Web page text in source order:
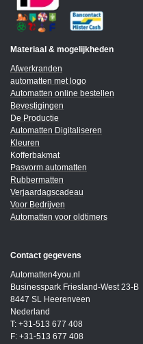
Materiaal & mogelijkheden
Afwerkranden
automatten met logo
Automatten online bestellen
Bevestigingen
De Productie
Automatten Digitaliseren
Kleuren
Kofferbakmat
Pasvorm automatten
Rubbermatten
Verjaardagscadeau
Voor Bedrijven
Automatten voor oldtimers
Contact gegevens
Automatten4you.nl
Businesspark Friesland-West 23-B
8447 SL Heerenveen
Nederland
T: +31-513 677 408
F: +31-513 677 408